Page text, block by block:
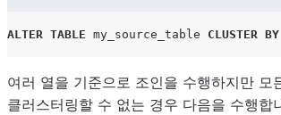
ALTER TABLE my_source_table CLUSTER BY
여러 열을 기준으로 조인을 수행하지만 모
클러스터링할 수 없는 경우 다음을 수행합